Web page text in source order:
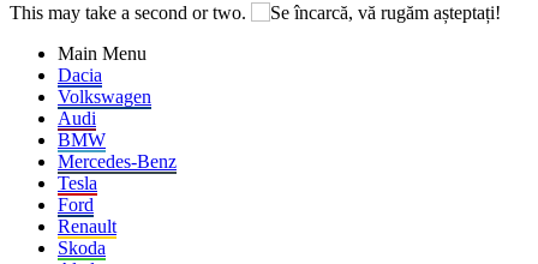
This may take a second or two.
Main Menu
Dacia
Volkswagen
Audi
BMW
Mercedes-Benz
Tesla
Ford
Renault
Skoda